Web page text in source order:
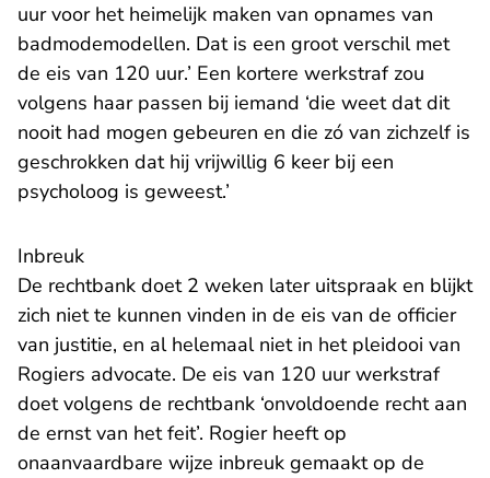
uur voor het heimelijk maken van opnames van
badmodemodellen. Dat is een groot verschil met
de eis van 120 uur.’ Een kortere werkstraf zou
volgens haar passen bij iemand ‘die weet dat dit
nooit had mogen gebeuren en die zó van zichzelf is
geschrokken dat hij vrijwillig 6 keer bij een
psycholoog is geweest.’
Inbreuk
De rechtbank doet 2 weken later uitspraak en blijkt
zich niet te kunnen vinden in de eis van de officier
van justitie, en al helemaal niet in het pleidooi van
Rogiers advocate. De eis van 120 uur werkstraf
doet volgens de rechtbank ‘onvoldoende recht aan
de ernst van het feit’. Rogier heeft op
onaanvaardbare wijze inbreuk gemaakt op de